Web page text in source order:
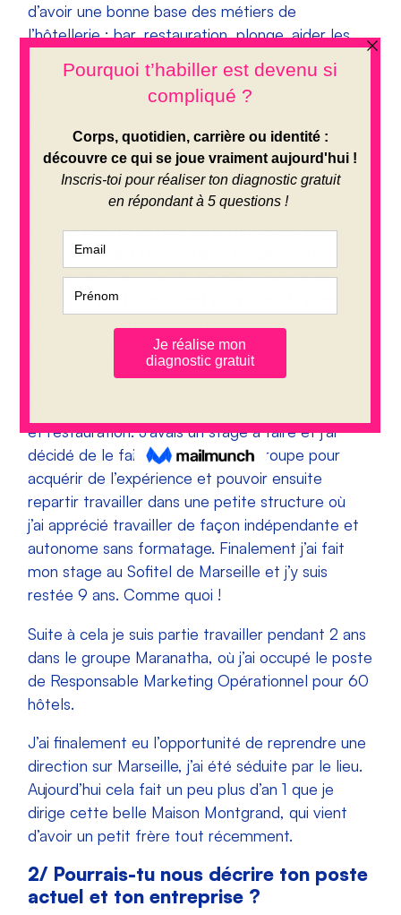
d’avoir une bonne base des métiers de
l’hôtellerie : bar, restauration, plonge, aider les
femmes de chambres…
Ensuite je suis restée 4 ans à Saint-Tropez, où j’ai
évènementiel, animation, communication et
accueil. Cela m’a donné goût à l’évènementiel et
à la communication.
J’ai mis ensuite un pied dans l’hôtellerie haut de
gamme en tant qu’Assistante de direction où je
suis restée 1 an. J’ai été formée à ce métier que
j’ai adoré. L’hôtellerie c’est un métier de passion
aime on ne compte pas !
Après je suis partie sur Marseille où j’ai repris mes
et restauration. J’avais un stage à faire et j’ai
décidé de le faire dans un grand groupe pour
acquérir de l’expérience et pouvoir ensuite
repartir travailler dans une petite structure où
j’ai apprécié travailler de façon indépendante et
autonome sans formatage. Finalement j’ai fait
mon stage au Sofitel de Marseille et j’y suis
restée 9 ans. Comme quoi !
Suite à cela je suis partie travailler pendant 2 ans
dans le groupe Maranatha, où j’ai occupé le poste
de Responsable Marketing Opérationnel pour 60
hôtels.
J’ai finalement eu l’opportunité de reprendre une
direction sur Marseille, j’ai été séduite par le lieu.
Aujourd’hui cela fait un peu plus d’an 1 que je
dirige cette belle Maison Montgrand, qui vient
d’avoir un petit frère tout récemment.
2/ Pourrais-tu nous décrire ton poste
actuel et ton entreprise ?